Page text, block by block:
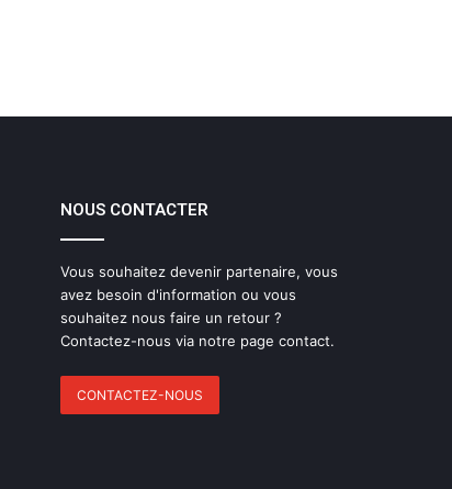
NOUS CONTACTER
Vous souhaitez devenir partenaire, vous
avez besoin d'information ou vous
souhaitez nous faire un retour ?
Contactez-nous via notre page contact.
CONTACTEZ-NOUS